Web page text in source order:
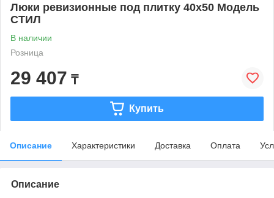
Люки ревизионные под плитку 40х50 Модель
СТИЛ
В наличии
Розница
29 407 ₸
Купить
Описание Характеристики Доставка Оплата
Описание